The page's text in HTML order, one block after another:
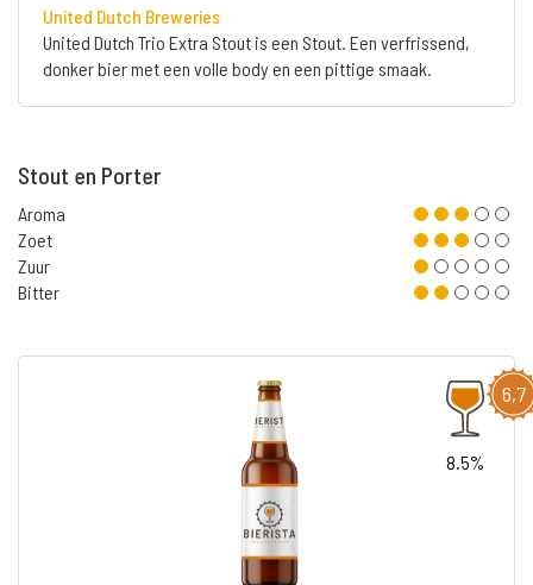
United Dutch Breweries
United Dutch Trio Extra Stout is een Stout. Een verfrissend,
donker bier met een volle body en een pittige smaak.
Stout en Porter
Aroma
Zoet
Zuur
Bitter
6,7
8.5%